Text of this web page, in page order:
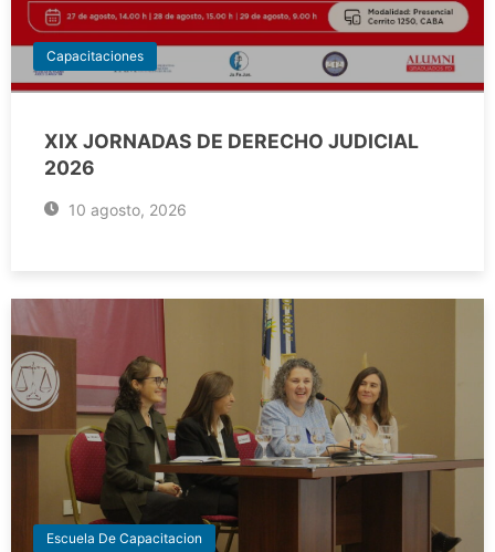
Capacitaciones
XIX JORNADAS DE DERECHO JUDICIAL
2026
10 agosto, 2026
Escuela De Capacitacion